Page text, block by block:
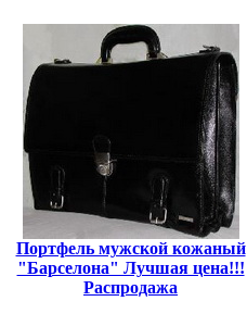
Портфель мужской кожаный
"Барселона" Лучшая цена!!!
Распродажа